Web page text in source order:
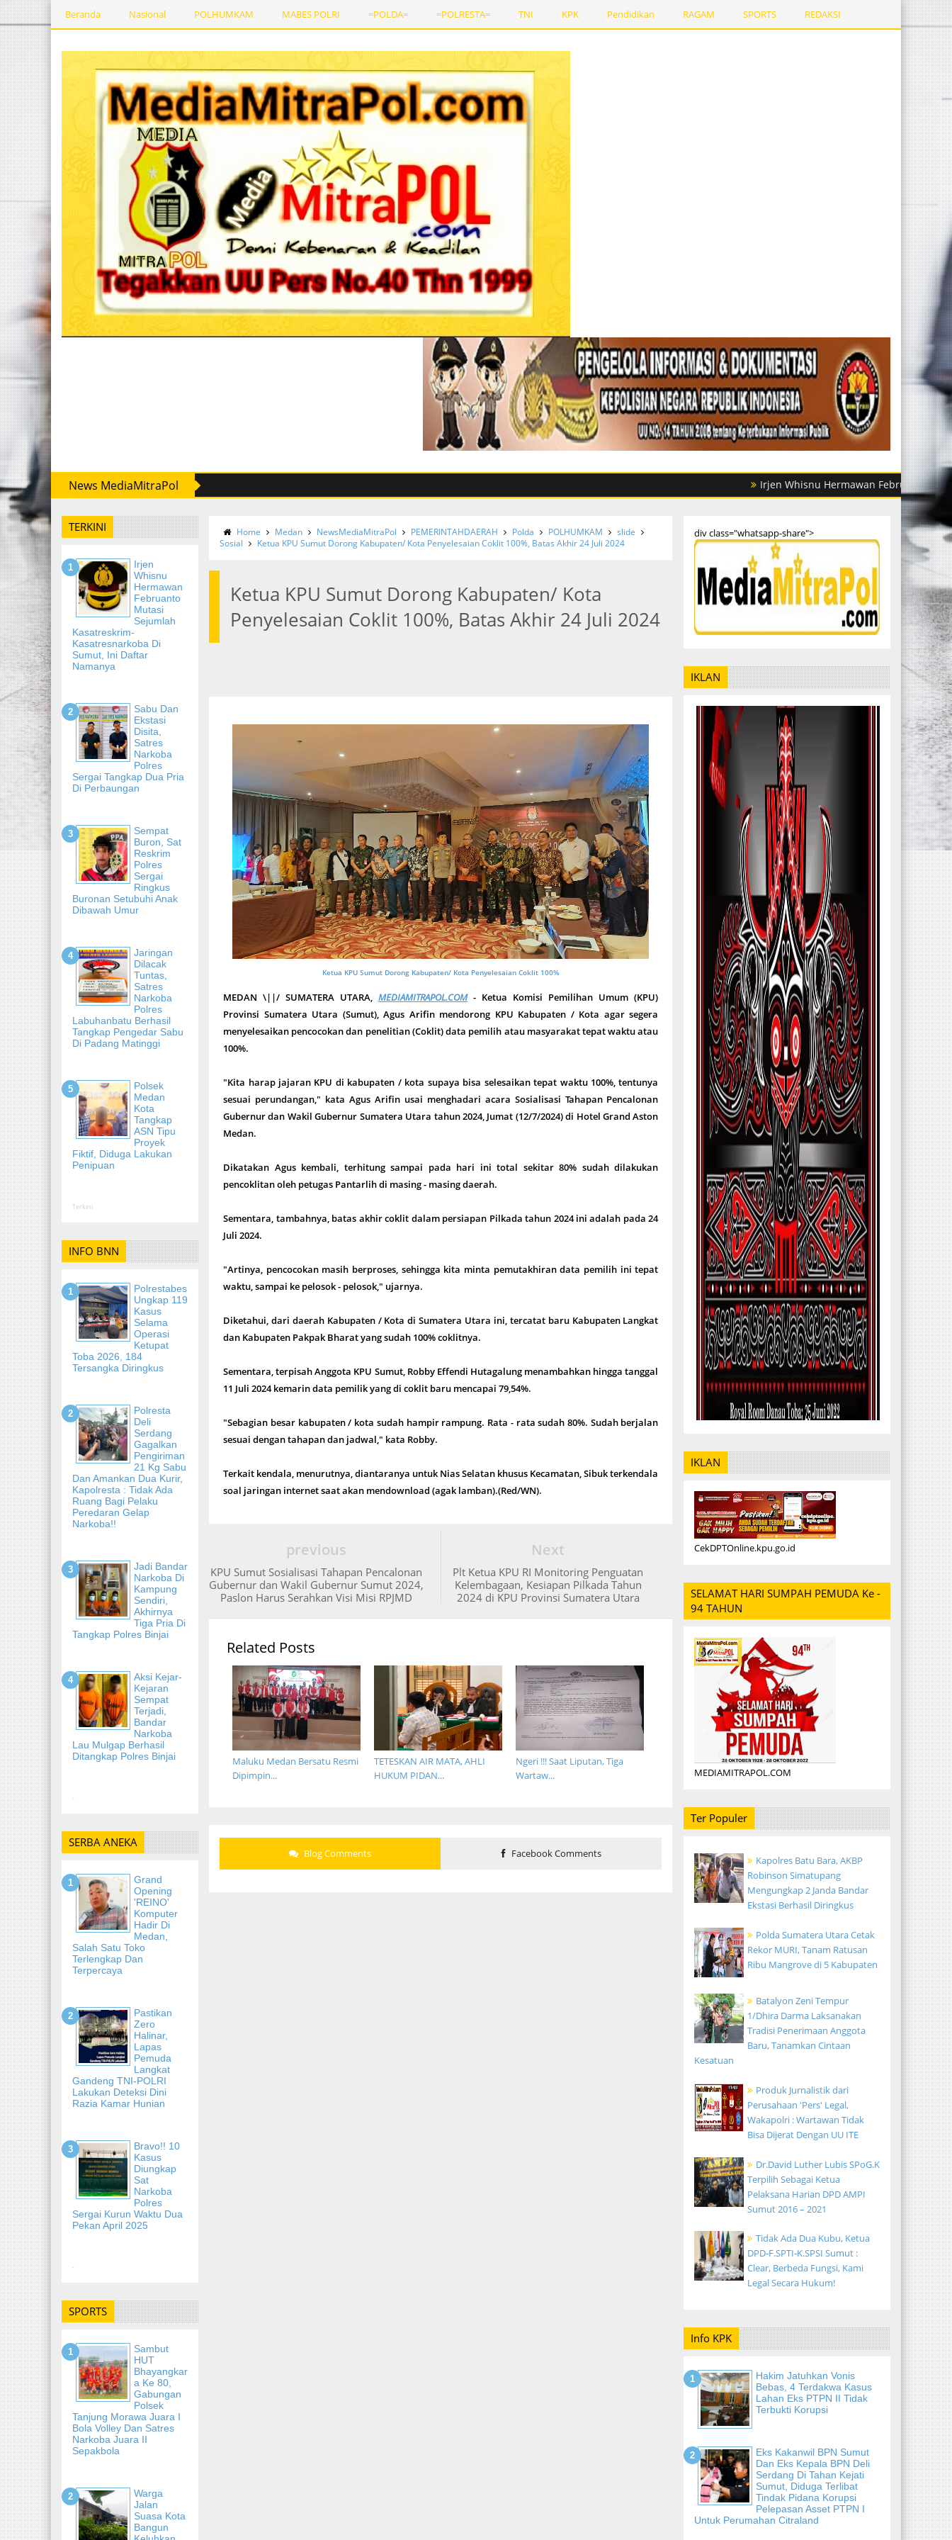
Beranda Nasional POLHUMKAM MABES POLRI =POLDA= =POLRESTA= TNI KPK Pendidikan RAGAM SPORTS REDAKSI
News MediaMitraPol Irjen Whisnu Hermawan Februanto Mutasi
TERKINI
Irjen
Whisnu
Hermawan
Februanto
Mutasi
Sejumlah
Kasatreskrim-
Kasatresnarkoba Di
Sumut, Ini Daftar
Namanya
Sabu Dan
Ekstasi
Disita,
Satres
Narkoba
Polres
Sergai Tangkap Dua Pria
Di Perbaungan
Sempat
Buron, Sat
Reskrim
Polres
Sergai
Ringkus
Buronan Setubuhi Anak
Dibawah Umur
Jaringan
Dilacak
Tuntas,
Satres
Narkoba
Polres
Labuhanbatu Berhasil
Tangkap Pengedar Sabu
Di Padang Matinggi
Polsek
Medan
Kota
Tangkap
ASN Tipu
Proyek
Fiktif, Diduga Lakukan
Penipuan
Terkini
INFO BNN
Polrestabes
Ungkap 119
Kasus
Selama
Operasi
Ketupat
Toba 2026, 184
Tersangka Diringkus
Polresta
Deli
Serdang
Gagalkan
Pengiriman
21 Kg Sabu
Dan Amankan Dua Kurir,
Kapolresta : Tidak Ada
Ruang Bagi Pelaku
Peredaran Gelap
Narkoba!!
Jadi Bandar
Narkoba Di
Kampung
Sendiri,
Akhirnya
Tiga Pria Di
Tangkap Polres Binjai
Aksi Kejar-
Kejaran
Sempat
Terjadi,
Bandar
Narkoba
Lau Mulgap Berhasil
Ditangkap Polres Binjai
-
SERBA ANEKA
Grand
Opening
'REINO'
Komputer
Hadir Di
Medan,
Salah Satu Toko
Terlengkap Dan
Terpercaya
Pastikan
Zero
Halinar,
Lapas
Pemuda
Langkat
Gandeng TNI-POLRI
Lakukan Deteksi Dini
Razia Kamar Hunian
Bravo!! 10
Kasus
Diungkap
Sat
Narkoba
Polres
Sergai Kurun Waktu Dua
Pekan April 2025
-
SPORTS
Sambut
HUT
Bhayangkar
A Ke 80,
Gabungan
Polsek
Tanjung Morawa Juara I
Bola Volley Dan Satres
Narkoba Juara II
Sepakbola
Warga
Jalan
Suasa Kota
Bangun
Home Medan NewsMediaMitraPol PEMERINTAHDAERAH Polda POLHUMKAM
slide
Sosial
Ketua KPU Sumut Dorong Kabupaten/ Kota Penyelesaian Coklit 100%, Batas Akhir 24 Juli 2024
Ketua KPU Sumut Dorong Kabupaten/ Kota
Penyelesaian Coklit 100%, Batas Akhir 24 Juli 2024
Ketua KPU Sumut Dorong Kabupaten/ Kota Penyelesaian Coklit 100%
MEDAN \||/ SUMATERA UTARA,MEDIAMITRAPOL.COM- Ketua Komisi Pemilihan Umum (KPU)
Provinsi Sumatera Utara (Sumut), Agus Arifin mendorong KPU Kabupaten / Kota agar segera
menyelesaikan pencocokan dan penelitian (Coklit) data pemilih atau masyarakat tepat waktu atau
100%.
"Kita harap jajaran KPU di kabupaten / kota supaya bisa selesaikan tepat waktu 100%, tentunya
sesuai perundangan," kata Agus Arifin usai menghadari acara Sosialisasi Tahapan Pencalonan
Gubernur dan Wakil Gubernur Sumatera Utara tahun 2024, Jumat (12/7/2024) di Hotel Grand Aston
Medan.
Dikatakan Agus kembali, terhitung sampai pada hari ini total sekitar 80% sudah dilakukan
pencoklitan oleh petugas Pantarlih di masing - masing daerah.
Sementara, tambahnya, batas akhir coklit dalam persiapan Pilkada tahun 2024 ini adalah pada 24
Juli 2024.
"Artinya, pencocokan masih berproses, sehingga kita minta pemutakhiran data pemilih ini tepat
waktu, sampai ke pelosok - pelosok," ujarnya.
Diketahui, dari daerah Kabupaten / Kota di Sumatera Utara ini, tercatat baru Kabupaten Langkat
dan Kabupaten Pakpak Bharat yang sudah 100% coklitnya.
Sementara, terpisah Anggota KPU Sumut, Robby Effendi Hutagalung menambahkan hingga tanggal
11 Juli 2024 kemarin data pemilik yang di coklit baru mencapai 79,54%.
"Sebagian besar kabupaten / kota sudah hampir rampung. Rata - rata sudah 80%. Sudah berjalan
sesuai dengan tahapan dan jadwal," kata Robby.
Terkait kendala, menurutnya, diantaranya untuk Nias Selatan khusus Kecamatan, Sibuk terkendala
soal jaringan internet saat akan mendownload (agak lamban).(Red/WN).
Next
Plt Ketua KPU RI Monitoring Penguatan
Kelembagaan, Kesiapan Pilkada Tahun
2024 di KPU Provinsi Sumatera Utara
previous
KPU Sumut Sosialisasi Tahapan Pencalonan
Gubernur dan Wakil Gubernur Sumut 2024,
Paslon Harus Serahkan Visi Misi RPJMD
Related Posts
Ngeri !!! Saat Liputan, Tiga
Wartaw...
TETESKAN AIR MATA, AHLI
HUKUM PIDAN...
Maluku Medan Bersatu Resmi
Dipimpin...
Blog Comments Facebook Comments
div class="whatsapp-share">
IKLAN
IKLAN
CekDPTOnline.kpu.go.id
SELAMAT HARI SUMPAH PEMUDA Ke -
94 TAHUN
MEDIAMITRAPOL.COM
Ter Populer
Kapolres Batu Bara, AKBP
Robinson Simatupang
Mengungkap 2 Janda Bandar
Ekstasi Berhasil Diringkus
Polda Sumatera Utara Cetak
Rekor MURI, Tanam Ratusan
Ribu Mangrove di 5 Kabupaten
Batalyon Zeni Tempur
1/Dhira Darma Laksanakan
Tradisi Penerimaan Anggota
Baru, Tanamkan Cintaan
Kesatuan
Produk Jurnalistik dari
Perusahaan 'Pers' Legal,
Wakapolri : Wartawan Tidak
Bisa Dijerat Dengan UU ITE
Dr.David Luther Lubis SPoG.K
Terpilih Sebagai Ketua
Pelaksana Harian DPD AMPI
Sumut 2016 – 2021
Tidak Ada Dua Kubu, Ketua
DPD-F.SPTI-K.SPSI Sumut :
Clear, Berbeda Fungsi, Kami
Legal Secara Hukum!
Info KPK
Hakim Jatuhkan Vonis
Bebas, 4 Terdakwa Kasus
Lahan Eks PTPN II Tidak
Terbukti Korupsi
Eks Kakanwil BPN Sumut
Dan Eks Kepala BPN Deli
Serdang Di Tahan Kejati
Sumut, Diduga Terlibat
Tindak Pidana Korupsi
Pelepasan Asset PTPN I
Untuk Perumahan Citraland